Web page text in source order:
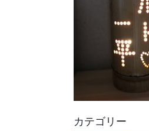
カテゴリー